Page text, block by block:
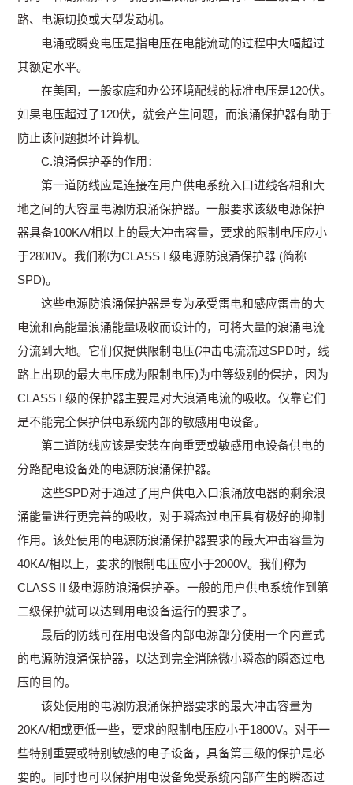
路、电源切换或大型发动机。
电涌或瞬变电压是指电压在电能流动的过程中大幅超过
其额定水平。
在美国，一般家庭和办公环境配线的标准电压是120伏。
如果电压超过了120伏，就会产生问题，而浪涌保护器有助于
防止该问题损坏计算机。
C.浪涌保护器的作用：
第一道防线应是连接在用户供电系统入口进线各相和大
地之间的大容量电源防浪涌保护器。一般要求该级电源保护
器具备100KA/相以上的最大冲击容量，要求的限制电压应小
于2800V。我们称为CLASS I 级电源防浪涌保护器 (简称
SPD)。
这些电源防浪涌保护器是专为承受雷电和感应雷击的大
电流和高能量浪涌能量吸收而设计的，可将大量的浪涌电流
分流到大地。它们仅提供限制电压(冲击电流流过SPD时，线
路上出现的最大电压成为限制电压)为中等级别的保护，因为
CLASS I 级的保护器主要是对大浪涌电流的吸收。仅靠它们
是不能完全保护供电系统内部的敏感用电设备。
第二道防线应该是安装在向重要或敏感用电设备供电的
分路配电设备处的电源防浪涌保护器。
这些SPD对于通过了用户供电入口浪涌放电器的剩余浪
涌能量进行更完善的吸收，对于瞬态过电压具有极好的抑制
作用。该处使用的电源防浪涌保护器要求的最大冲击容量为
40KA/相以上，要求的限制电压应小于2000V。我们称为
CLASS II 级电源防浪涌保护器。一般的用户供电系统作到第
二级保护就可以达到用电设备运行的要求了。
最后的防线可在用电设备内部电源部分使用一个内置式
的电源防浪涌保护器，以达到完全消除微小瞬态的瞬态过电
压的目的。
该处使用的电源防浪涌保护器要求的最大冲击容量为
20KA/相或更低一些，要求的限制电压应小于1800V。对于一
些特别重要或特别敏感的电子设备，具备第三级的保护是必
要的。同时也可以保护用电设备免受系统内部产生的瞬态过